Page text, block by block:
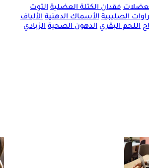
فقدان الكتلة العضلية التوت
الصليبية الأسماك الدهنية الألياف
اللحم البقري الدهون الصحية الزبادي